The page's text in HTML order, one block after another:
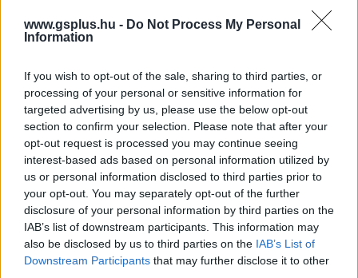
www.gsplus.hu - Do Not Process My Personal
Information
If you wish to opt-out of the sale, sharing to third parties, or
processing of your personal or sensitive information for
targeted advertising by us, please use the below opt-out
section to confirm your selection. Please note that after your
opt-out request is processed you may continue seeing
interest-based ads based on personal information utilized by
us or personal information disclosed to third parties prior to
your opt-out. You may separately opt-out of the further
disclosure of your personal information by third parties on the
IAB’s list of downstream participants. This information may
also be disclosed by us to third parties on the IAB’s List of
Downstream Participants that may further disclose it to other
Rainbow Six: Siege - ezt tudja a Wind Bastion két új
karaktere
| 2018.11.18 20:33
Kain és Nomad megint jelentősen megkavarhatja a metát.